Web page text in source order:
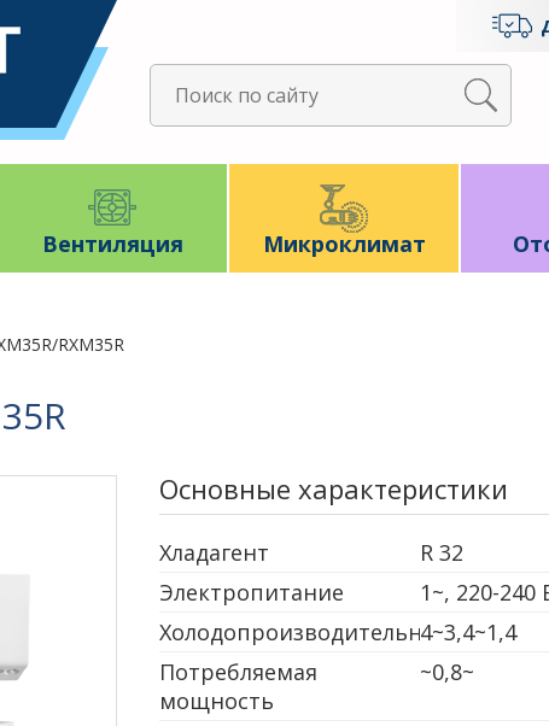
Вентиляция Микроклимат
RXM35R
Основные характеристики
Хладагент
R 32
Электропитание
1~, 220-240
Холодопроизводительность4~3,4~1,4
Потребляемая
мощность
~0,8~